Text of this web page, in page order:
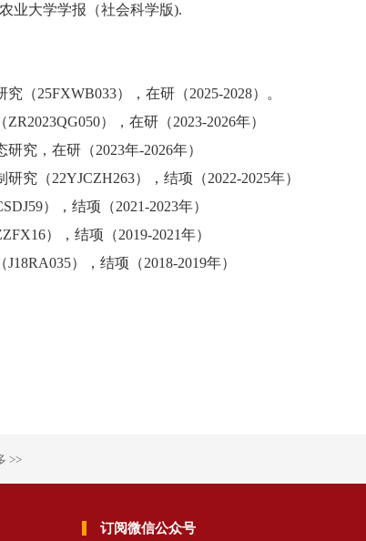
业大学学报（社会科学版).
（25FXWB033），在研（2025-2028）。
），在研（2023-2026年）
究，在研（2023年-2026年）
研究（22YJCZH263）， 结项 （2022-2025年）
）， 结项（2021-2023年）
）， 结项（2019-2021年）
） ，结项（2018-2019年）
>>
订阅微信公众号